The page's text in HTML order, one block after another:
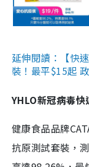
延伸閱讀：【快
裝！最平$15起
YHLO新冠病毒
健康食品品牌
抗原測試套裝，